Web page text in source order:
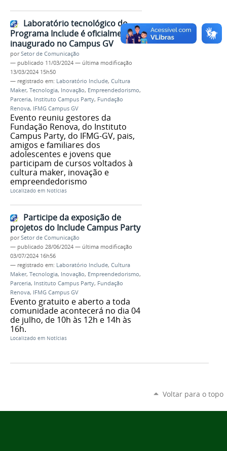
Laboratório tecnológico do
Programa Include é oficialmente
inaugurado no Campus GV
porSetor de Comunicação
— publicado 11/03/2024 — última modificação
13/03/2024 15h50
— registrado em: Laboratório Include, Cultura
Maker, Tecnologia, Inovação, Empreendedorismo,
Parceria, Instituto Campus Party, Fundação
Renova, IFMG Campus GV
Evento reuniu gestores da
Fundação Renova, do Instituto
Campus Party, do IFMG-GV, pais,
amigos e familiares dos
adolescentes e jovens que
participam de cursos voltados à
cultura maker, inovação e
empreendedorismo
Localizado em Notícias
Participe da exposição de
projetos do Include Campus Party
porSetor de Comunicação
— publicado 28/06/2024 — última modificação
03/07/2024 16h56
— registrado em: Laboratório Include, Cultura
Maker, Tecnologia, Inovação, Empreendedorismo,
Parceria, Instituto Campus Party, Fundação
Renova, IFMG Campus GV
Evento gratuito e aberto a toda
comunidade acontecerá no dia 04
de julho, de 10h às 12h e 14h às
16h.
Localizado em Notícias
Voltar para o topo